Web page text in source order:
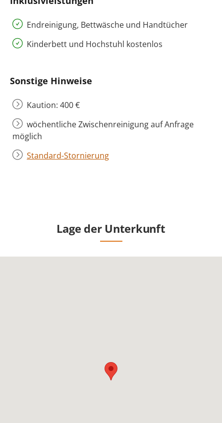
Endreinigung, Bettwäsche und Handtücher
Kinderbett und Hochstuhl kostenlos
Sonstige Hinweise
Kaution: 400 €
wöchentliche Zwischenreinigung auf Anfrage
möglich
Standard-Stornierung
Lage der Unterkunft